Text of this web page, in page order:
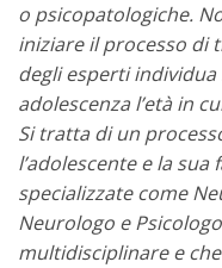
o psicopatologiche.
iniziare il processo di
degli esperti
adolescenza l’età in
Si tratta di un
l’adolescente e la
specializzate come
Neurologo e
multidisciplinare e